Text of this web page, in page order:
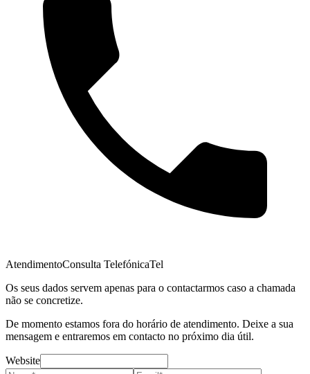
AtendimentoConsulta TelefónicaTel
Os seus dados servem apenas para o contactarmos caso a chamada
não se concretize.
De momento estamos fora do horário de atendimento. Deixe a sua
mensagem e entraremos em contacto no próximo dia útil.
Website